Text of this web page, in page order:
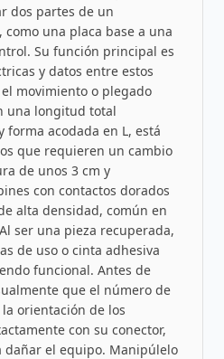
dos partes de un
una placa base a una
Su función principal es
y datos entre estos
movimiento o plegado
una longitud total
forma acodada en L, está
que requieren un cambio
de unos 3 cm y
con contactos dorados
alta densidad, común en
ser una pieza recuperada,
de uso o cinta adhesiva
funcional. Antes de
que el número de
orientación de los
con su conector,
el equipo. Manipúlelo